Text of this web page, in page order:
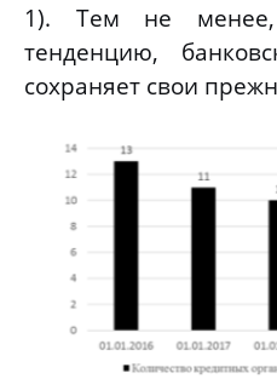
1). Тем не
тенденцию,
сохраняет свои